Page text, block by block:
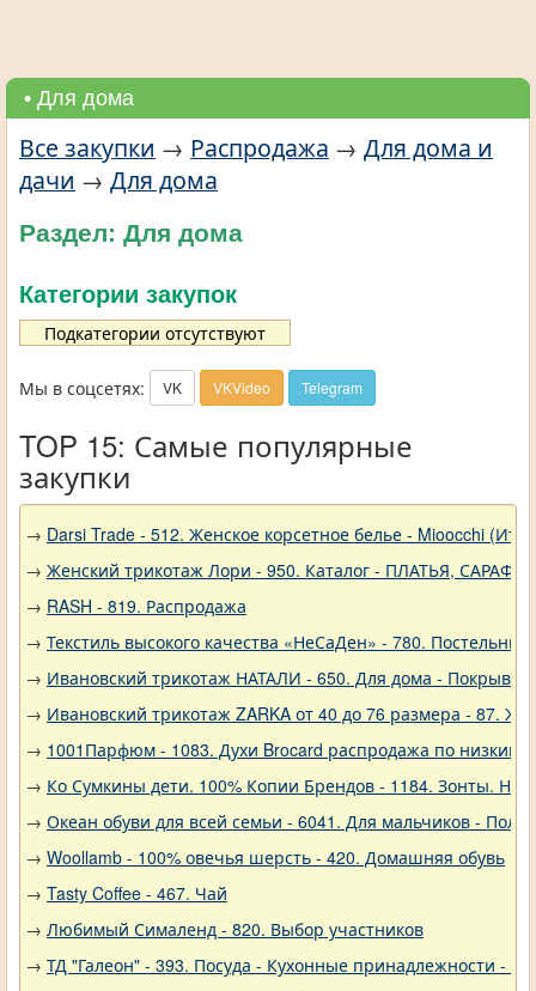
• Для дома
Все закупки → Распродажа → Для дома и
дачи → Для дома
Раздел: Для дома
Категории закупок
Подкатегории отсутствуют
Мы в соцсетях: VK VKVideo Telegram
TOP 15: Самые популярные
закупки
→ Darsi Trade - 512. Женское корсетное белье - Mioocchi
→ Женский трикотаж Лори - 950. Каталог - ПЛАТЬЯ,
→ RASH - 819. Распродажа
→ Текстиль высокого качества «НеСаДен» - 780.
→ Ивановский трикотаж НАТАЛИ - 650. Для дома -
→ Ивановский трикотаж ZARKA от 40 до 76 размера - 87.
→ 1001Парфюм - 1083. Духи Brocard распродажа по низким
→ Ко Сумкины дети. 100% Копии Брендов - 1184. Зонты.
→ Океан обуви для всей семьи - 6041. Для мальчиков -
→ Woollamb - 100% овечья шерсть - 420. Домашняя обувь
→ Tasty Coffee - 467. Чай
→ Любимый Сималенд - 820. Выбор участников
→ ТД "Галеон" - 393. Посуда - Кухонные принадлежности -